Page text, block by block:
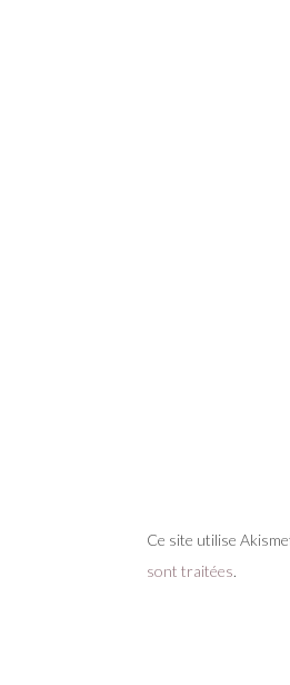
Ce site utilise
sont traitées.